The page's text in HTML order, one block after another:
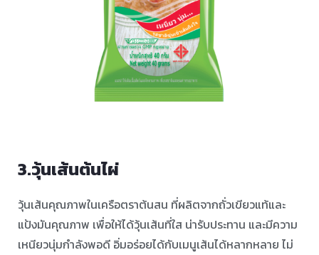
3.วุ้นเส้นต้นไผ่
วุ้นเส้นคุณภาพในเครือตราต้นสน ที่ผลิตจากถั่วเขียวแท้และ
แป้งมันคุณภาพ เพื่อให้ได้วุ้นเส้นที่ใส น่ารับประทาน และมีความ
เหนียวนุ่มกำลังพอดี อิ่มอร่อยได้กับเมนูเส้นได้หลากหลาย ไม่